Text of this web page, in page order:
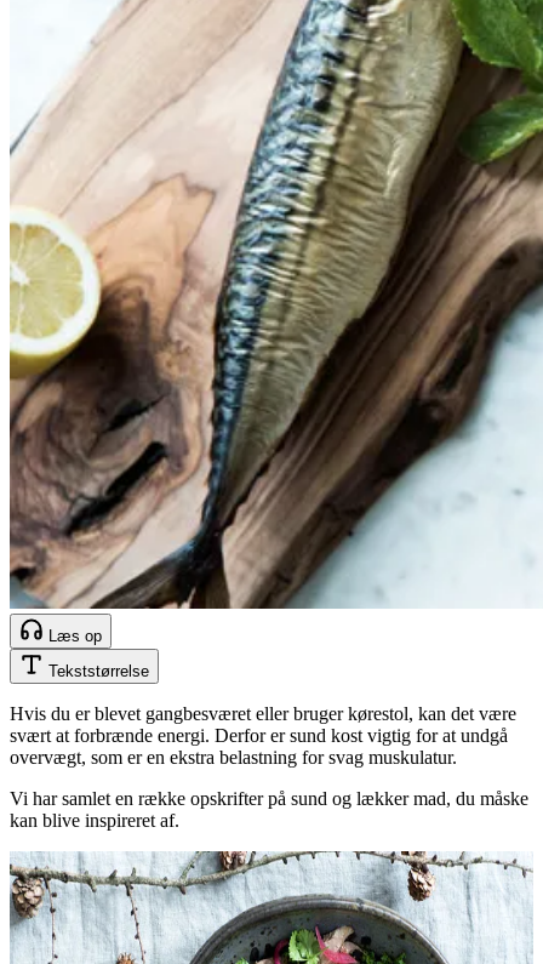
Læs op
Tekststørrelse
Hvis du er blevet gangbesværet eller bruger kørestol, kan det være
svært at forbrænde energi. Derfor er sund kost vigtig for at undgå
overvægt, som er en ekstra belastning for svag muskulatur.
Vi har samlet en række opskrifter på sund og lækker mad, du måske
kan blive inspireret af.